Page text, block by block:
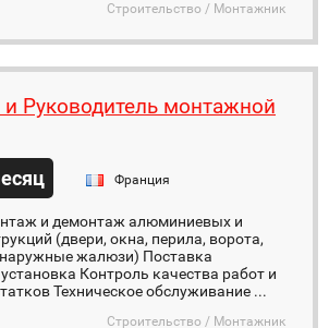
Строительство / Монтажник
Руководитель монтажной
Франция
и демонтаж алюминиевых и
(двери, окна, перила, ворота,
жалюзи) Поставка
Контроль качества работ и
Техническое обслуживание ...
Строительство / Монтажник